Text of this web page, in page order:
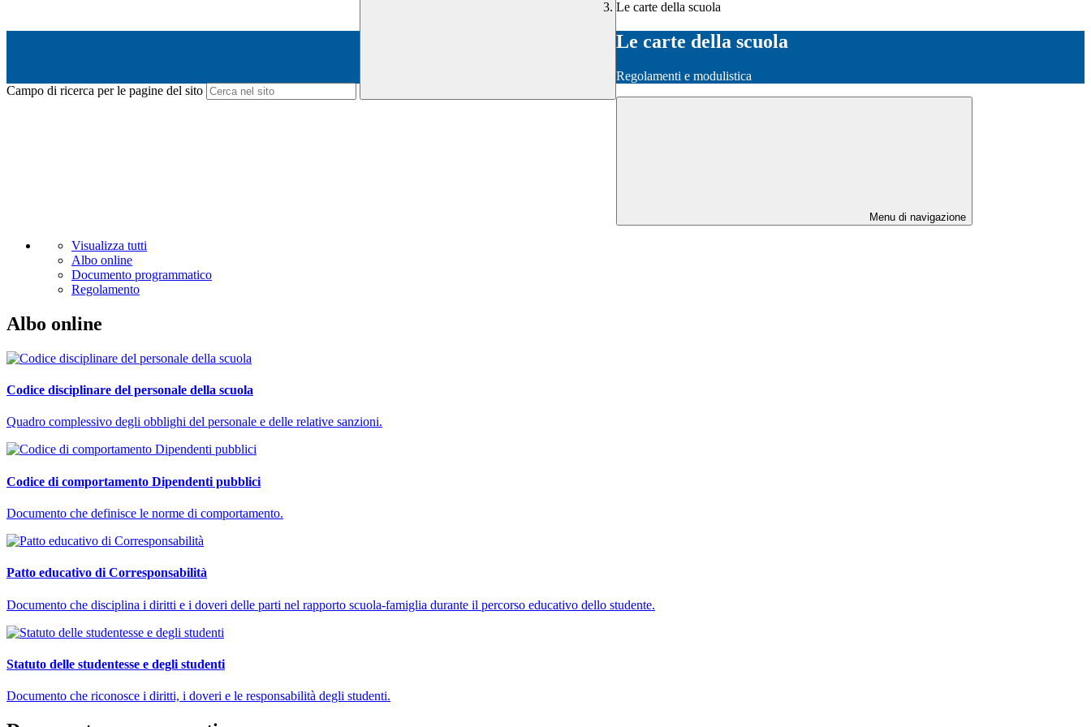
Campo di ricerca per le pagine del sito
Le carte della scuola
Le carte della scuola
Regolamenti e modulistica
Menu di navigazione
Visualizza tutti
Albo online
Documento programmatico
Regolamento
Albo online
Codice disciplinare del personale della scuola
Quadro complessivo degli obblighi del personale e delle relative sanzioni.
Codice di comportamento Dipendenti pubblici
Documento che definisce le norme di comportamento.
Patto educativo di Corresponsabilità
Documento che disciplina i diritti e i doveri delle parti nel rapporto scuola-famiglia durante il percorso educativo dello studente.
Statuto delle studentesse e degli studenti
Documento che riconosce i diritti, i doveri e le responsabilità degli studenti.